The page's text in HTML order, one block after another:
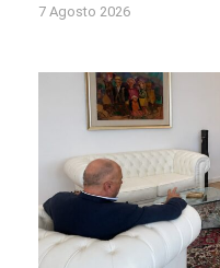
7 Agosto 2026